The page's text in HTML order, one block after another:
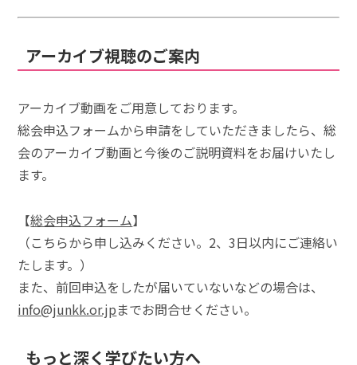
アーカイブ視聴のご案内
アーカイブ動画をご用意しております。
総会申込フォームから申請をしていただきましたら、総
会のアーカイブ動画と今後のご説明資料をお届けいたし
ます。
【総会申込フォーム】
（こちらから申し込みください。2、3日以内にご連絡い
たします。）
また、前回申込をしたが届いていないなどの場合は、
info@junkk.or.jpまでお問合せください。
もっと深く学びたい方へ